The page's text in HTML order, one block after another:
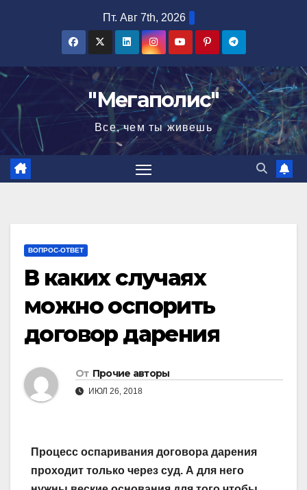
Пт. Авг 7th, 2026
"Мегаполис"
Все, чем ты живешь
ВОПРОС-ОТВЕТ
В каких случаях
можно оспорить
договор дарения
От Прочие авторы
ИЮЛ 26, 2018
Процесс оспаривания договора дарения
проходит только через суд. А для него